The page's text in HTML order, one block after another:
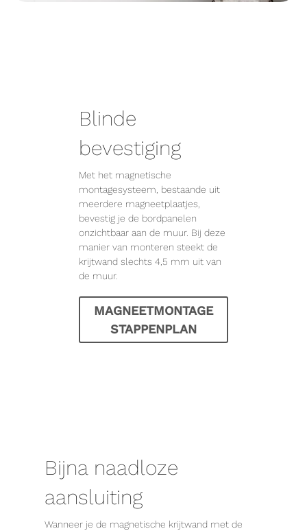
Blinde
bevestiging
Met het magnetische
montagesysteem, bestaande uit
meerdere magneetplaatjes,
bevestig je de bordpanelen
onzichtbaar aan de muur. Bij deze
manier van monteren steekt de
krijtwand slechts 4,5 mm uit van
de muur.
MAGNEETMONTAGE
STAPPENPLAN
Bijna naadloze
aansluiting
Wanneer je de magnetische krijtwand met de